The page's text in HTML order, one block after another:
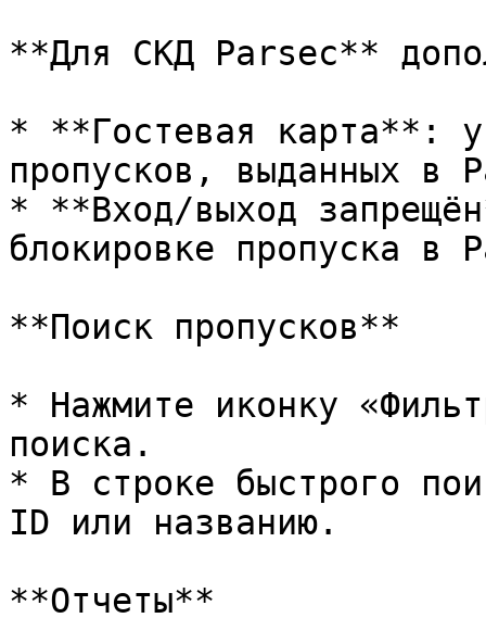
**Для СКД Parsec**
* **Гостевая карта**:
пропусков, выданных в
* **Вход/выход
блокировке пропуска в
**Поиск пропусков**
* Нажмите иконку
поиска.
* В строке быстрого
ID или названию.
**Отчеты**